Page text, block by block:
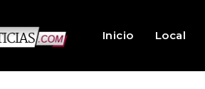
Inicio Local